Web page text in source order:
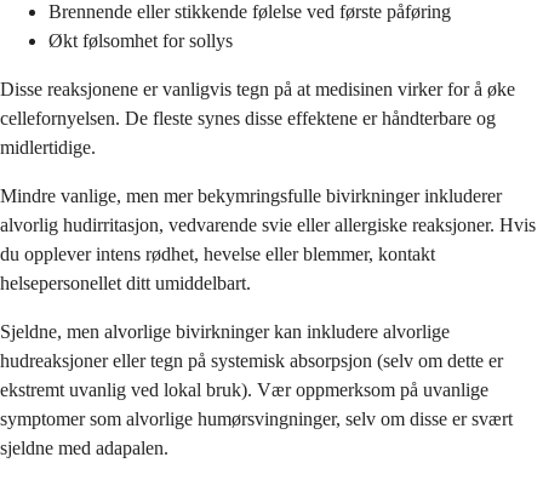
Brennende eller stikkende følelse ved første påføring
Økt følsomhet for sollys
Disse reaksjonene er vanligvis tegn på at medisinen virker for å øke
cellefornyelsen. De fleste synes disse effektene er håndterbare og
midlertidige.
Mindre vanlige, men mer bekymringsfulle bivirkninger inkluderer
alvorlig hudirritasjon, vedvarende svie eller allergiske reaksjoner. Hvis
du opplever intens rødhet, hevelse eller blemmer, kontakt
helsepersonellet ditt umiddelbart.
Sjeldne, men alvorlige bivirkninger kan inkludere alvorlige
hudreaksjoner eller tegn på systemisk absorpsjon (selv om dette er
ekstremt uvanlig ved lokal bruk). Vær oppmerksom på uvanlige
symptomer som alvorlige humørsvingninger, selv om disse er svært
sjeldne med adapalen.